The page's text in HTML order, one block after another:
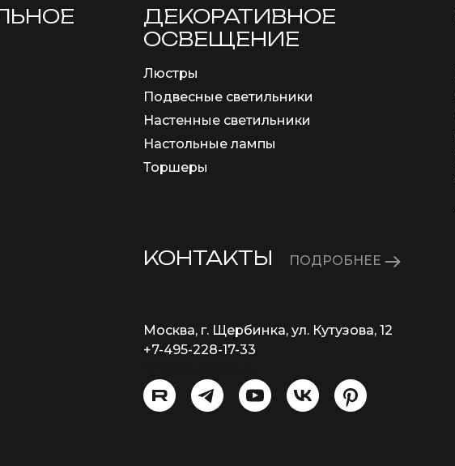
ДЕКОРАТИВНОЕ
ОСВЕЩЕНИЕ
Люстры
Подвесные светильники
Настенные светильники
Настольные лампы
Торшеры
КОНТАКТЫ ПОДРОБНЕЕ
Москва, г. Щербинка, ул. Кутузова, 12
+7-495-228-17-33